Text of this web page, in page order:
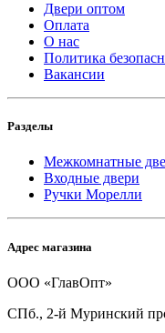
Двери оптом
Оплата
О нас
Политика
Вакансии
Разделы
Межкомнатные
Входные двери
Ручки Морелли
Адрес магазина
ООО «ГлавОпт»
СПб., 2-й Муринский